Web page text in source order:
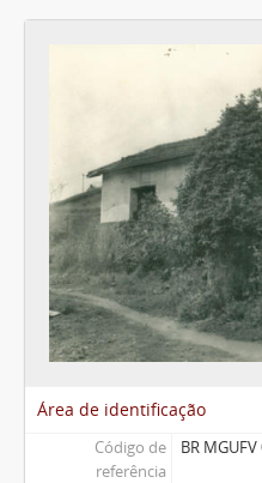
Área de identificação
Código de
referência
BR